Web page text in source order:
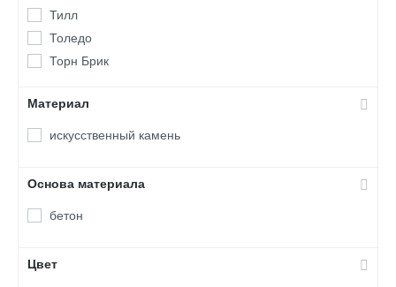
Тилл
Толедо
Торн Брик
Материал
искусственный камень
Основа материала
бетон
Цвет